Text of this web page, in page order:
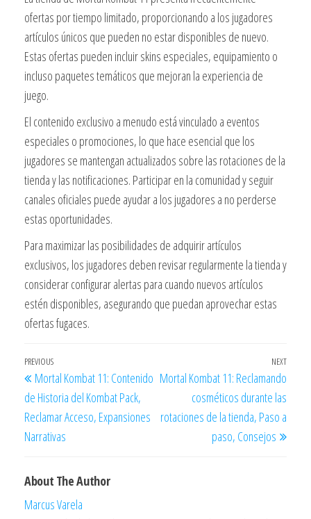
ofertas por tiempo limitado, proporcionando a los jugadores
artículos únicos que pueden no estar disponibles de nuevo.
Estas ofertas pueden incluir skins especiales, equipamiento o
incluso paquetes temáticos que mejoran la experiencia de
juego.
El contenido exclusivo a menudo está vinculado a eventos
especiales o promociones, lo que hace esencial que los
jugadores se mantengan actualizados sobre las rotaciones de la
tienda y las notificaciones. Participar en la comunidad y seguir
canales oficiales puede ayudar a los jugadores a no perderse
estas oportunidades.
Para maximizar las posibilidades de adquirir artículos
exclusivos, los jugadores deben revisar regularmente la tienda y
considerar configurar alertas para cuando nuevos artículos
estén disponibles, asegurando que puedan aprovechar estas
ofertas fugaces.
Post
navigation
Previous
Post
PREVIOUS
Mortal Kombat 11: Contenido
de Historia del Kombat Pack,
Reclamar Acceso, Expansiones
Narrativas
Next
NEXT
Mortal Kombat 11: Reclamando
cosméticos durante las
rotaciones de la tienda, Paso a
paso, Consejos
About The Author
Marcus Varela